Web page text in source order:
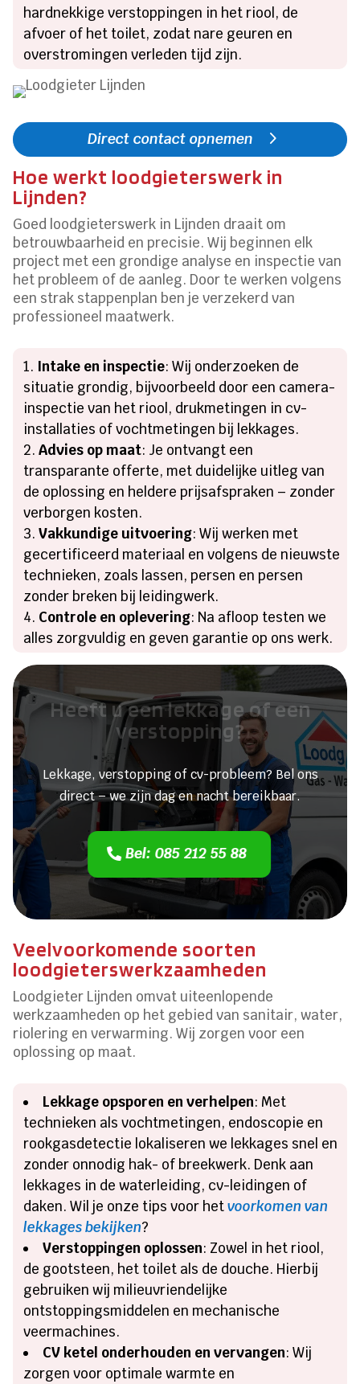
hardnekkige verstoppingen in het riool, de
afvoer of het toilet, zodat nare geuren en
overstromingen verleden tijd zijn.
Direct contact opnemen
Hoe werkt loodgieterswerk in
Lijnden?
Goed loodgieterswerk in Lijnden draait om
betrouwbaarheid en precisie. Wij beginnen elk
project met een grondige analyse en inspectie van
het probleem of de aanleg. Door te werken volgens
een strak stappenplan ben je verzekerd van
professioneel maatwerk.
Intake en inspectie: Wij onderzoeken de
situatie grondig, bijvoorbeeld door een camera-
inspectie van het riool, drukmetingen in cv-
installaties of vochtmetingen bij lekkages.
Advies op maat: Je ontvangt een
transparante offerte, met duidelijke uitleg van
de oplossing en heldere prijsafspraken – zonder
verborgen kosten.
Vakkundige uitvoering: Wij werken met
gecertificeerd materiaal en volgens de nieuwste
technieken, zoals lassen, persen en persen
zonder breken bij leidingwerk.
Controle en oplevering: Na afloop testen we
alles zorgvuldig en geven garantie op ons werk.
Heeft u een lekkage of een
verstopping?
Lekkage, verstopping of cv-probleem? Bel ons
direct – we zijn dag en nacht bereikbaar.
Bel: 085 212 55 88
Veelvoorkomende soorten
loodgieterswerkzaamheden
Loodgieter Lijnden omvat uiteenlopende
werkzaamheden op het gebied van sanitair, water,
riolering en verwarming. Wij zorgen voor een
oplossing op maat.
Lekkage opsporen en verhelpen: Met
technieken als vochtmetingen, endoscopie en
rookgasdetectie lokaliseren we lekkages snel en
zonder onnodig hak- of breekwerk. Denk aan
lekkages in de waterleiding, cv-leidingen of
daken. Wil je onze tips voor hetvoorkomen van
lekkages bekijken?
Verstoppingen oplossen: Zowel in het riool,
de gootsteen, het toilet als de douche. Hierbij
gebruiken wij milieuvriendelijke
ontstoppingsmiddelen en mechanische
veermachines.
CV ketel onderhouden en vervangen: Wij
zorgen voor optimale warmte en